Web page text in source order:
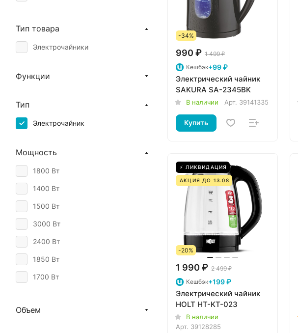
-34%
990 ₽ 1 499 ₽
Кешбэк+99 ₽
Электрический чайник
SAKURA SA-2345BK
В наличии Арт. 39141335
Купить
⚡ ЛИКВИДАЦИЯ
АКЦИЯ ДО 13.08
-20%
1 990 ₽ 2 499 ₽
Кешбэк+199 ₽
Электрический чайник
HOLT HT-KT-023
В наличии
Арт. 39128285
Holt
KITFORT
RUSSELL HOBBS
Smeg
XIAOMI
ZELMER
Zwilling Enfinigy
RED SOLUTION
Тип товара
Электрочайники
Функции
Тип
Электрочайник
Мощность
1800 Вт
1400 Вт
1500 Вт
3000 Вт
2400 Вт
1850 Вт
1700 Вт
2000 Вт
Объем